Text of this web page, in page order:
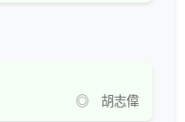
◎ 胡志偉